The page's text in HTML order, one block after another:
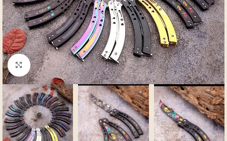
Klicka för att förstora